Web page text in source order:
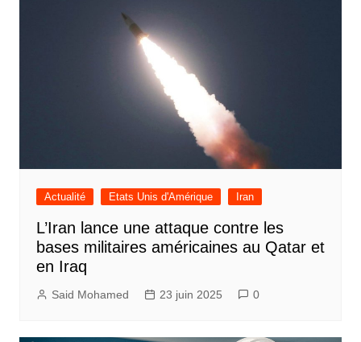
Actualité Etats Unis d'Amérique Iran
L’Iran lance une attaque contre les
bases militaires américaines au Qatar et
en Iraq
Said Mohamed 23 juin 2025 0